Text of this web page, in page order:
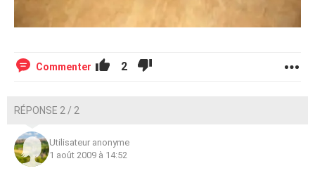
Commenter 2
RÉPONSE 2 / 2
Utilisateur anonyme
1 août 2009 à 14:52